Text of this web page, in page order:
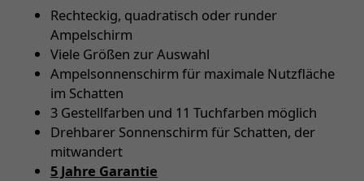
Rechteckig, quadratisch oder runder
Ampelschirm
Viele Größen zur Auswahl
Ampelsonnenschirm für maximale Nutzfläche
im Schatten
3 Gestellfarben und 11 Tuchfarben möglich
Drehbarer Sonnenschirm für Schatten, der
mitwandert
5 Jahre Garantie